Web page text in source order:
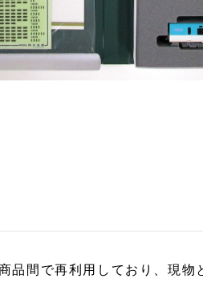
品間で再利用しており、現物